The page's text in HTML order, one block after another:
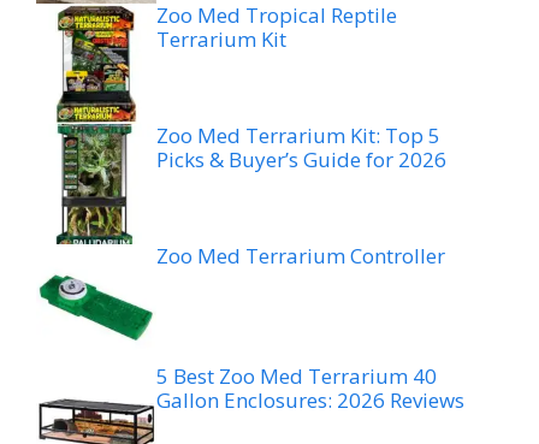
Zoo Med Tropical Reptile
Terrarium Kit
Zoo Med Terrarium Kit: Top 5
Picks & Buyer’s Guide for 2026
Zoo Med Terrarium Controller
5 Best Zoo Med Terrarium 40
Gallon Enclosures: 2026 Reviews